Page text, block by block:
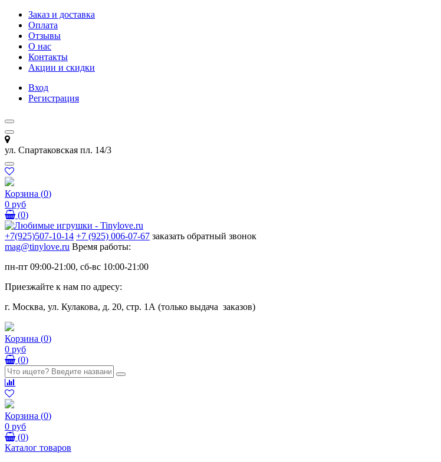
Заказ и доставка
Оплата
Отзывы
О нас
Контакты
Акции и скидки
Вход
Регистрация
ул. Спартаковская пл. 14/3
Корзина (0)
0 руб
(0)
+7(925)507-10-14 +7 (925) 006-07-67 заказать обратный звонок
mag@tinylove.ru Время работы:
пн-пт 09:00-21:00, сб-вс 10:00-21:00
Приезжайте к нам по адресу:
г. Москва, ул. Кулакова, д. 20, стр. 1А (только выдача заказов)
Корзина (0)
0 руб
(0)
Корзина (0)
0 руб
(0)
Каталог товаров